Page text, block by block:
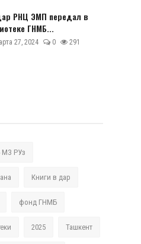
РНЦ ЭМП передал в
ГНМБ...
27, 2024 0 291
РУз
Книги в дар
фонд ГНМБ
2025 Ташкент